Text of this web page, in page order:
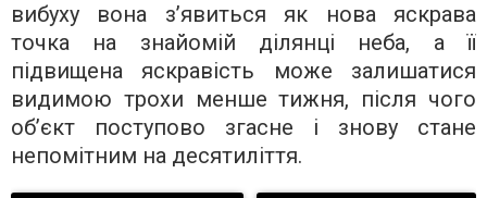
вибуху вона з’явиться як нова яскрава
точка на знайомій ділянці неба, а її
підвищена яскравість може залишатися
видимою трохи менше тижня, після чого
об’єкт поступово згасне і знову стане
непомітним на десятиліття.